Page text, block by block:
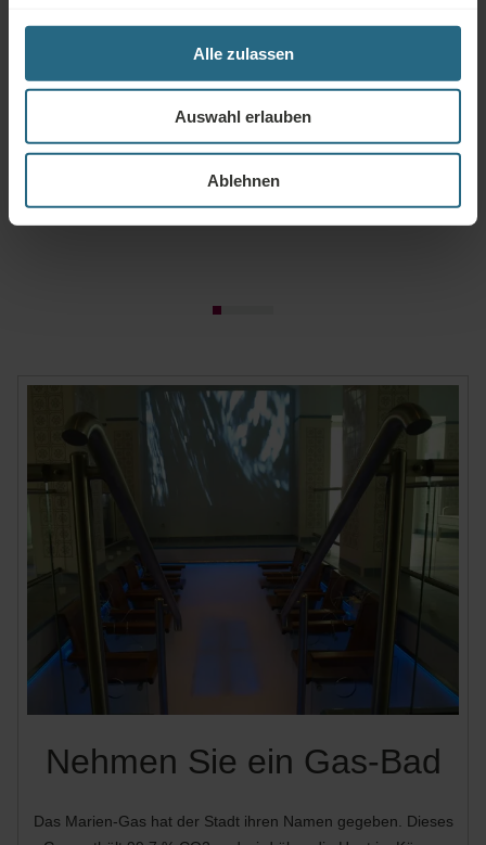
Alle zulassen
Auswahl erlauben
Ablehnen
Nehmen Sie ein Gas-Bad
Das Marien-Gas hat der Stadt ihren Namen gegeben. Dieses